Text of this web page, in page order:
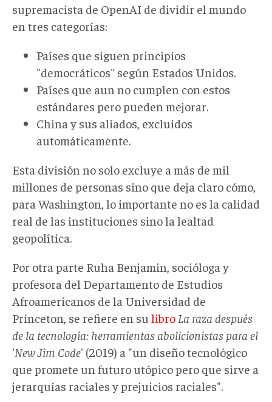
supremacista de OpenAI de dividir el mundo
en tres categorías:
Países que siguen principios
"democráticos" según Estados Unidos.
Países que aun no cumplen con estos
estándares pero pueden mejorar.
China y sus aliados, excluidos
automáticamente.
Esta división no solo excluye a más de mil
millones de personas sino que deja claro cómo,
para Washington, lo importante no es la calidad
real de las instituciones sino la lealtad
geopolítica.
Por otra parte Ruha Benjamin, socióloga y
profesora del Departamento de Estudios
Afroamericanos de la Universidad de
Princeton, se refiere en su libro La raza después
de la tecnología: herramientas abolicionistas para el
'New Jim Code' (2019) a "un diseño tecnológico
que promete un futuro utópico pero que sirve a
jerarquías raciales y prejuicios raciales".